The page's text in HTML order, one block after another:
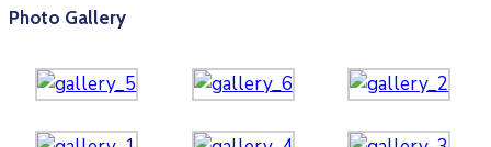
Photo Gallery